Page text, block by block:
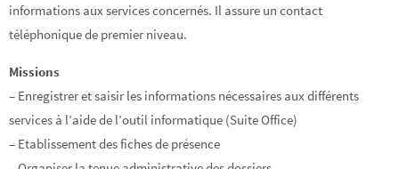
informations aux services concernés. Il assure un contact
téléphonique de premier niveau.
Missions
– Enregistrer et saisir les informations nécessaires aux différents
services à l’aide de l’outil informatique (Suite Office)
– Etablissement des fiches de présence